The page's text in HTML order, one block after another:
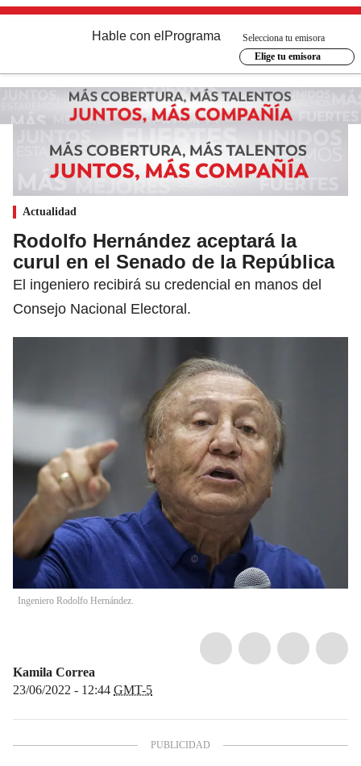
Hable con el Programa
Selecciona tu emisora
Elige tu emisora
Actualidad
Rodolfo Hernández aceptará la
curul en el Senado de la República
El ingeniero recibirá su credencial en manos del
Consejo Nacional Electoral.
Ingeniero Rodolfo Hernández.
Kamila Correa
23/06/2022 - 12:44 GMT-5